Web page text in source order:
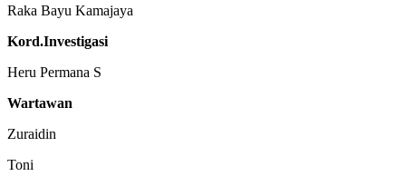
Raka Bayu Kamajaya
Kord.Investigasi
Heru Permana S
Wartawan
Zuraidin
Toni